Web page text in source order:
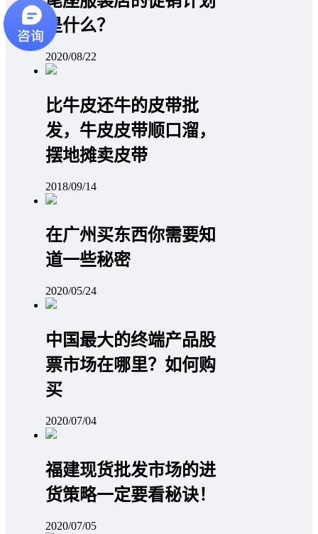
是什么？
2020/08/22
比牛皮还牛的皮带批
发，牛皮皮带顺口溜，
摆地摊卖皮带
2018/09/14
在广州买东西你需要知
道一些秘密
2020/05/24
中国最大的终端产品股
票市场在哪里？如何购
买
2020/07/04
福建现货批发市场的进
货策略一定要看秘诀！
2020/07/05